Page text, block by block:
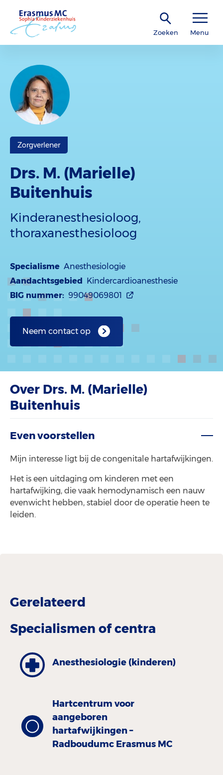
Zoeken Menu
Zorgverlener
Drs. M. (Marielle)
Buitenhuis
Kinderanesthesioloog,
thoraxanesthesioloog
Specialisme Anesthesiologie
Aandachtsgebied Kindercardioanesthesie
BIG nummer: 99049069801
Neem contact op
Over Drs. M. (Marielle)
Buitenhuis
Even voorstellen
Mijn interesse ligt bij de congenitale hartafwijkingen.
Het is een uitdaging om kinderen met een
hartafwijking, die vaak hemodynamisch een nauw
evenwicht hebben, stabiel door de operatie heen te
leiden.
Gerelateerd
Specialismen of centra
Anesthe­siologie (kinderen)
Hartcentrum voor
aangeboren
hartafwijkingen –
Radboudumc Erasmus MC